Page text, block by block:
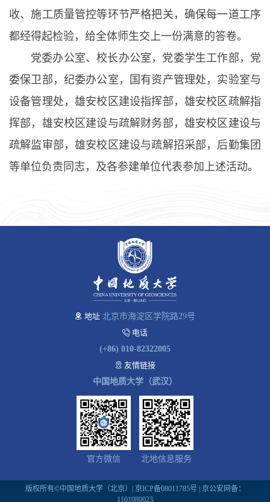
收、施工质量管控等环节严格把关，确保每一道工序
都经得起检验，给全体师生交上一份满意的答卷。
党委办公室、校长办公室，党委学生工作部，党
委保卫部，纪委办公室，国有资产管理处，实验室与
设备管理处，雄安校区建设指挥部，雄安校区疏解指
挥部，雄安校区建设与疏解财务部，雄安校区建设与
疏解监审部，雄安校区建设与疏解招采部，后勤集团
等单位负责同志，及各参建单位代表参加上述活动。
地址 北京市海淀区学院路29号
电话
(+86) 010-82322005
友情链接
中国地质大学（武汉）
官方微信 北地信息服务
版权所有©中国地质大学（北京）| 京ICP备08011785号 | 京公安网备：
1101080023